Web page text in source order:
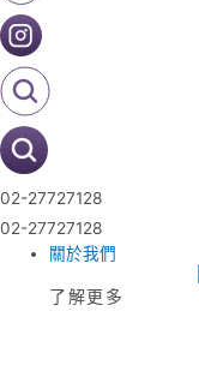
02-27727128
02-27727128
關於我們
了解更多